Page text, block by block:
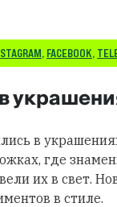
, FACEBOOK,
в
где
их в свет.
в стиле.